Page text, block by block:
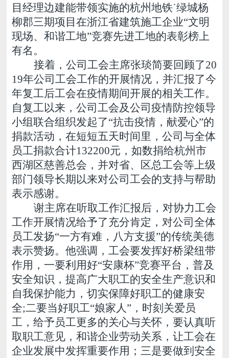
目经理边建能带领实施的杭州地铁˙绿城杨
柳郡三期项目在浙江省建筑施工企业“文明
现场、和谐工地”竞赛先进工地的表彰榜上
有名。
接着，公司工会主席张琰简要回顾了20
19年公司工会工作的开展情况，并汇报了今
年复工后工会在疫情期间开展的相关工作。
自复工以来，公司工会及公司疫情防控领导
小组联合组织发起了“抗击疫情，献爱心”的
捐款活动，在短短五天时间里，公司与全体
员工捐款合计132200元，如数捐给杭州市
西湖区慈善总会，并对省、区总工会等上级
部门领导长期以来对公司工会的支持与帮助
表示感谢。
谢主席在听取工作汇报后，对协力工会
工作开展情况给予了充分肯定，对公司全体
员工发扬“一方有难，八方支援”的传统美德
表示赞扬。他强调，工会要发挥好桥梁纽带
作用，一要利用好“安康杯”竞赛平台，普及
安全知识，提高广大职工的安全生产意识和
自我保护能力，切实保障好职工的健康安
全;二要当好职工“娘家人”，时刻关爱员
工，给予员工更多的关心与关怀，要认真听
取职工意见，和谐企业劳动关系，让工会在
企业发展中发挥重要作用；三是要做到安全